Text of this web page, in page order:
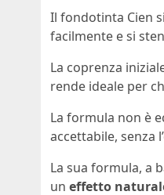
Il fondotinta Cien
facilmente e si
La coprenza
rende ideale per
La formula non è
accettabile, senza
La sua formula, a
un effetto